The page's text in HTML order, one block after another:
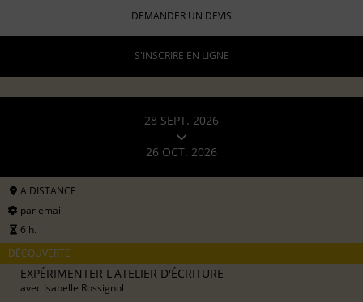
DEMANDER UN DEVIS
S'INSCRIRE EN LIGNE
28 SEPT. 2026
26 OCT. 2026
A DISTANCE
par email
6 h.
DÉCOUVERTE
EXPÉRIMENTER L'ATELIER D'ÉCRITURE
avec Isabelle Rossignol